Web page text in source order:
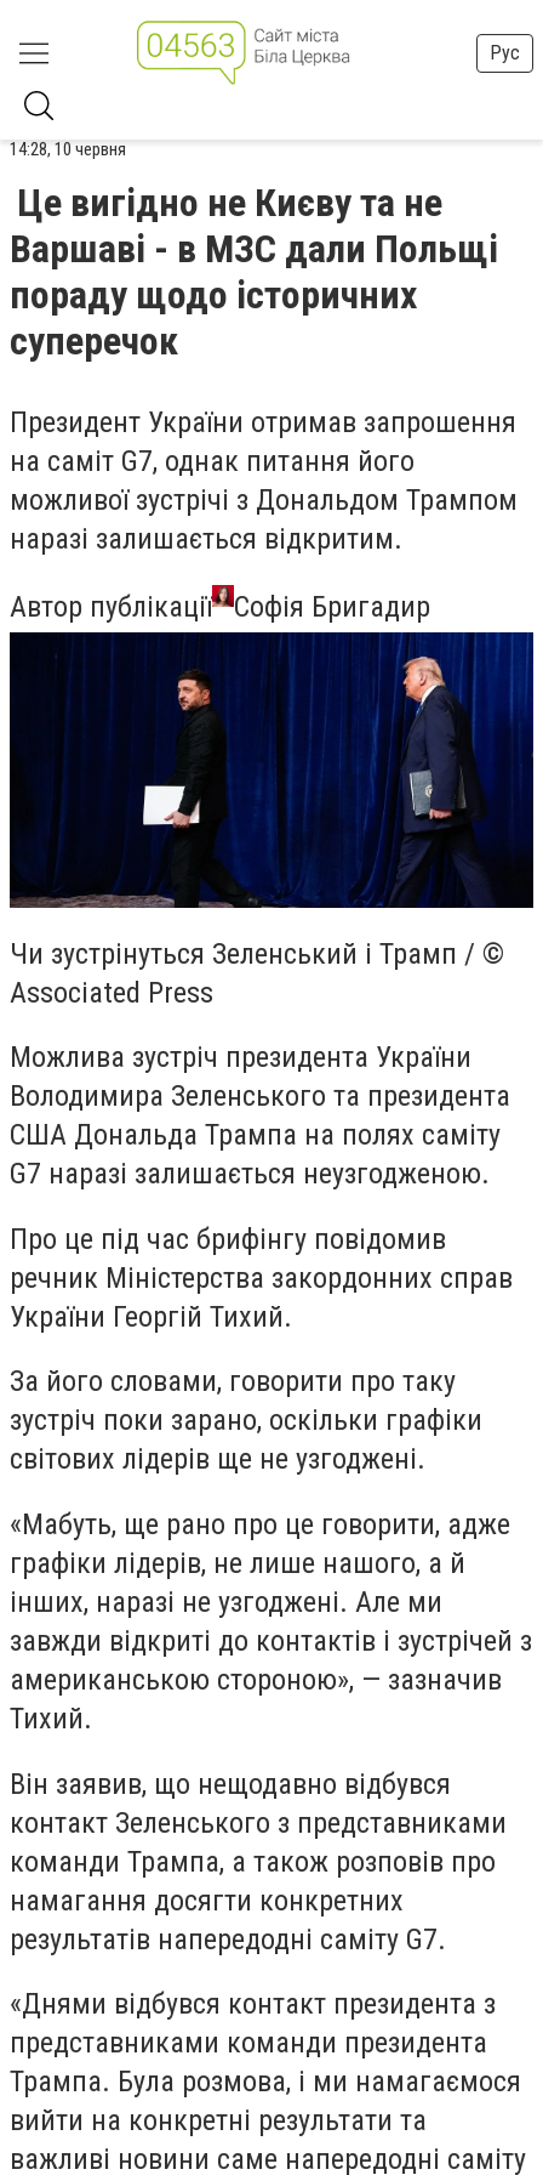
Рус
14:28, 10 червня
Це вигідно не Києву та не
Варшаві - в МЗС дали Польщі
пораду щодо історичних
суперечок
Президент України отримав запрошення
на саміт G7, однак питання його
можливої зустрічі з Дональдом Трампом
наразі залишається відкритим.
Автор публікації
Софія Бригадир
Чи зустрінуться Зеленський і Трамп / ©
Associated Press
Можлива зустріч президента України
Володимира Зеленського та президента
США Дональда Трампа на полях саміту
G7 наразі залишається неузгодженою.
Про це під час брифінгу повідомив
речник Міністерства закордонних справ
України Георгій Тихий.
За його словами, говорити про таку
зустріч поки зарано, оскільки графіки
світових лідерів ще не узгоджені.
«Мабуть, ще рано про це говорити, адже
графіки лідерів, не лише нашого, а й
інших, наразі не узгоджені. Але ми
завжди відкриті до контактів і зустрічей з
американською стороною», — зазначив
Тихий.
Він заявив, що нещодавно відбувся
контакт Зеленського з представниками
команди Трампа, а також розповів про
намагання досягти конкретних
результатів напередодні саміту G7.
«Днями відбувся контакт президента з
представниками команди президента
Трампа. Була розмова, і ми намагаємося
вийти на конкретні результати та
важливі новини саме напередодні саміту